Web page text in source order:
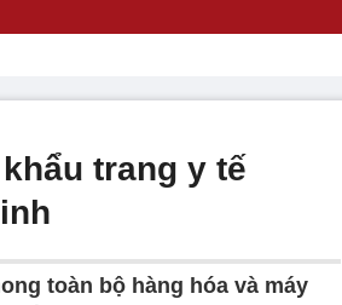
trang y tế
toàn bộ hàng hóa và máy